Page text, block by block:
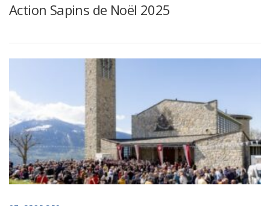
Action Sapins de Noël 2025